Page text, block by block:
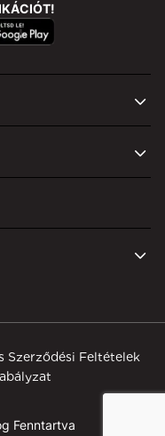
Fenntartva
Szerződési Feltételek